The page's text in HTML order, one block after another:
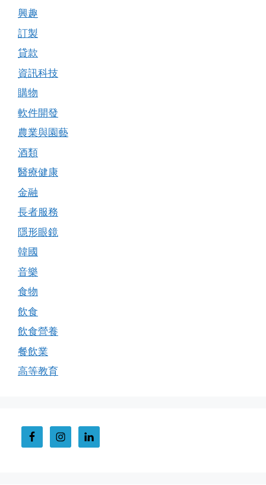
興趣
訂製
貸款
資訊科技
購物
軟件開發
農業與園藝
酒類
醫療健康
金融
長者服務
隱形眼鏡
韓國
音樂
食物
飲食
飲食營養
餐飲業
高等教育